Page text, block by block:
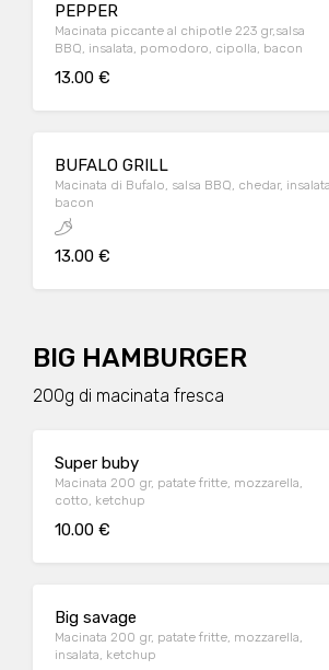
PEPPER
Macinata piccante al chipotle 223 gr,salsa
BBQ, insalata, pomodoro, cipolla, bacon
13.00 €
BUFALO GRILL
Macinata di Bufalo, salsa BBQ, chedar,
bacon
13.00 €
BIG HAMBURGER
200g di macinata fresca
Super buby
Macinata 200 gr, patate fritte, mozzarella,
cotto, ketchup
10.00 €
Big savage
Macinata 200 gr, patate fritte, mozzarella,
insalata, ketchup